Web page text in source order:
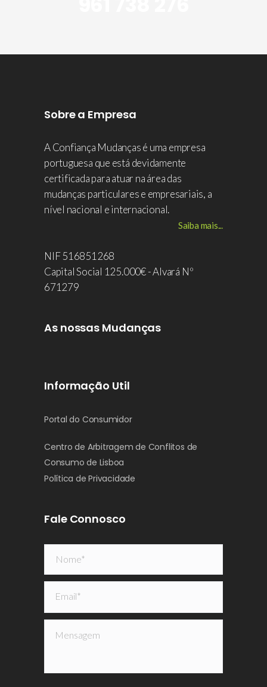
Sobre a Empresa
A Confiança Mudanças é uma empresa
portuguesa que está devidamente
certificada para atuar na área das
mudanças particulares e empresariais, a
nível nacional e internacional.
Saiba mais...
NIF 516851268
Capital Social 125.000€ - Alvará Nº
671279
As nossas Mudanças
Informação Util
Portal do Consumidor
Centro de Arbitragem de Conflitos de
Consumo de Lisboa
Política de Privacidade
Fale Connosco